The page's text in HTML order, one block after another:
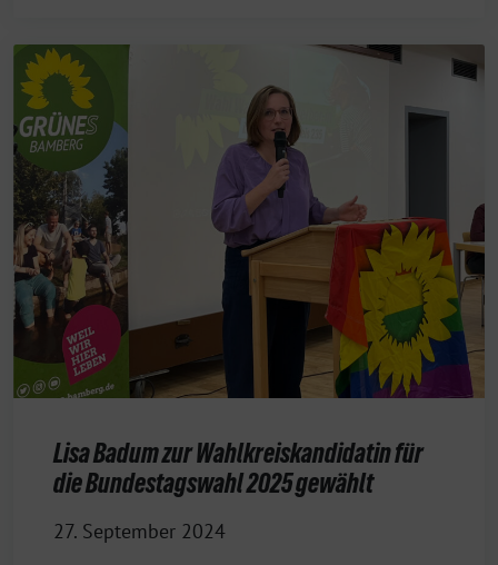
Lisa Badum zur Wahlkreiskandidatin für
die Bundestagswahl 2025 gewählt
27. September 2024